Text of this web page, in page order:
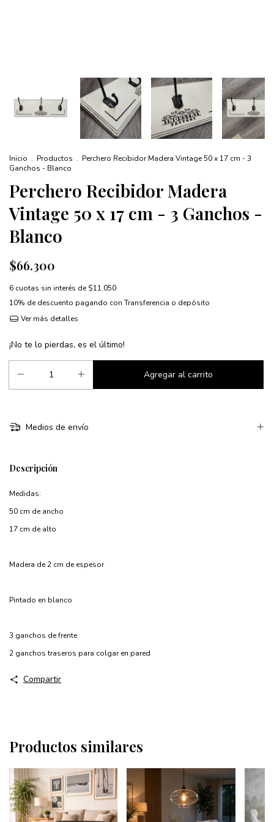
Inicio . Productos . Perchero Recibidor Madera Vintage 50 x 17 cm - 3
Ganchos - Blanco
Perchero Recibidor Madera
Vintage 50 x 17 cm - 3 Ganchos -
Blanco
$66.300
6 cuotas sin interés de$11.050
10% de descuento pagando con Transferencia o depósito
Ver más detalles
¡No te lo pierdas, es el último!
Medios de envío
Descripción
Medidas:
50 cm de ancho
17 cm de alto
Madera de 2 cm de espesor
Pintado en blanco
3 ganchos de frente
2 ganchos traseros para colgar en pared
Compartir
Productos similares